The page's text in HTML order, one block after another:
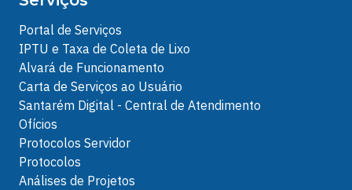
Portal de Serviços
IPTU e Taxa de Coleta de Lixo
Alvará de Funcionamento
Carta de Serviços ao Usuário
Santarém Digital - Central de Atendimento
Ofícios
Protocolos Servidor
Protocolos
Análises de Projetos